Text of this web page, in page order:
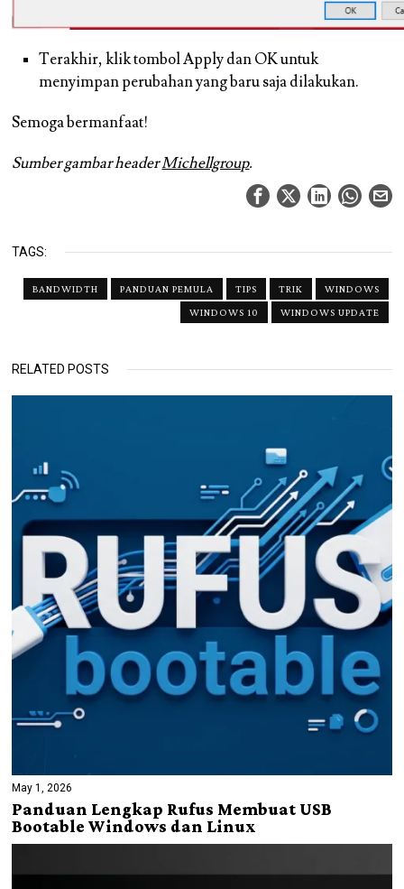
Terakhir, klik tombol Apply dan OK untuk
menyimpan perubahan yang baru saja dilakukan.
Semoga bermanfaat!
Sumber gambar headerMichellgroup.
TAGS:
BANDWIDTH PANDUAN PEMULA TIPS TRIK
WINDOWS
WINDOWS 10
WINDOWS UPDATE
RELATED POSTS
May 1, 2026
Panduan Lengkap Rufus Membuat USB
Bootable Windows dan Linux